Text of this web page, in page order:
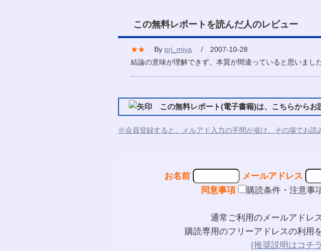
この無料レポートを読んだ人のレビュー
★★ By prj_miya / 2007-10-28
結論の意味が理解できず。本質が間違っていると思いました
この無料レポート(電子書籍)は、こちらからお
※会員登録すると、メルアド入力の手間が省け、その場でお読
お名前
メールアドレス
同意事項
購読条件・注意事
通常ご利用のメールアドレ
購読専用のフリーアドレスの利用
(推奨説明はコチ